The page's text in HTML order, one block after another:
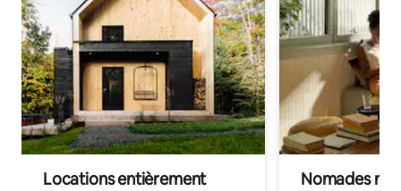
Locations entièrement
Nomades